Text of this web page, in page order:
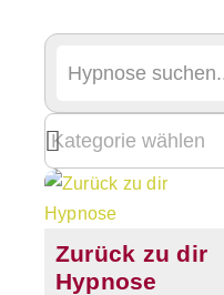
Zurück zu dir
Hypnose